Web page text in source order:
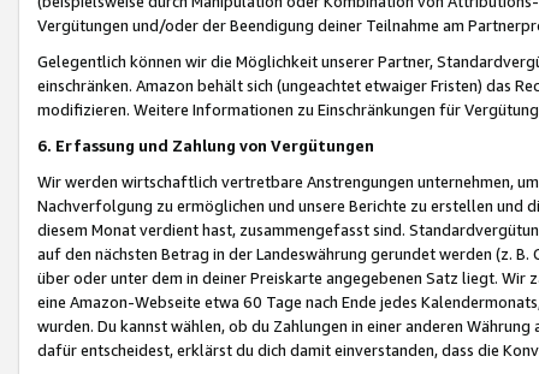
Vergütungen und/oder der Beendigung deiner Teilnahme am
Gelegentlich können wir die Möglichkeit unserer Partner,
einschränken. Amazon behält sich (ungeachtet etwaiger Fristen) das
modifizieren. Weitere Informationen zu Einschränkungen für
6. Erfassung und Zahlung von Vergütungen
Wir werden wirtschaftlich vertretbare Anstrengungen unternehmen,
Nachverfolgung zu ermöglichen und unsere Berichte zu erstellen und
diesem Monat verdient hast, zusammengefasst sind.
auf den nächsten Betrag in der Landeswährung gerundet werden (z.
über oder unter dem in deiner Preiskarte angegebenen Satz liegt.
eine Amazon-Webseite etwa 60 Tage nach Ende jedes
wurden. Du kannst wählen, ob du Zahlungen in einer anderen
dafür entscheidest, erklärst du dich damit einverstanden, dass die